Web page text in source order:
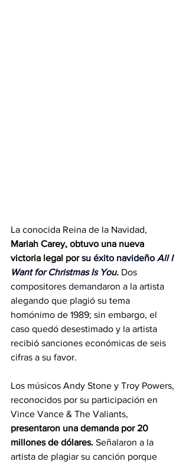
La conocida Reina de la Navidad,
Mariah Carey, obtuvo una nueva
victoria legal por su éxito navideño All I
Want for Christmas Is You. Dos
compositores demandaron a la artista
alegando que plagió su tema
homónimo de 1989; sin embargo, el
caso quedó desestimado y la artista
recibió sanciones económicas de seis
cifras a su favor.
Los músicos Andy Stone y Troy Powers,
reconocidos por su participación en
Vince Vance & The Valiants,
presentaron una demanda por 20
millones de dólares. Señalaron a la
artista de plagiar su canción porque